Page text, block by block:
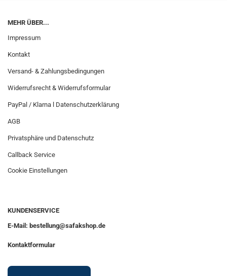
MEHR ÜBER...
Impressum
Kontakt
Versand- & Zahlungsbedingungen
Widerrufsrecht & Widerrufsformular
PayPal / Klarna l Datenschutzerklärung
AGB
Privatsphäre und Datenschutz
Callback Service
Cookie Einstellungen
KUNDENSERVICE
E-Mail: bestellung@safakshop.de
Kontaktformular